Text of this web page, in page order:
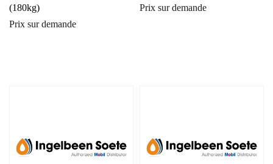
(180kg)
Prix sur demande
Prix sur demande